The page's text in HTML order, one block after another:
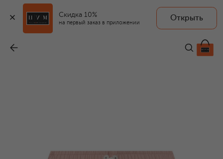
Скидка 10%
на первый заказ в приложении
Открыть
26 100 ₽